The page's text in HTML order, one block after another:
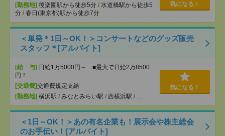
[勤務地] 後楽園駅から徒歩5分 / 水道橋駅から徒歩5
分 / 春日(東京都)駅から徒歩7分
気になる！
＜単発＊1日～OK！＞コンサートなどのグッズ販売
スタッフ＊[アルバイト]
[給 与] 日給1万5000円～ ■最大で日給2万8500
円！
[交通費]交通費規定支給
[勤務地] 横浜駅 / みなとみらい駅 / 西横浜駅 / …
気になる！
＜1日～OK！＞あの有名企業も！展示会や株主総会
のお手伝い！[アルバイト]